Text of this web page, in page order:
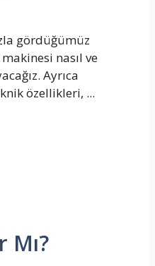
gördüğümüz
nasıl ve
Ayrıca
özellikleri, ...
Mı?